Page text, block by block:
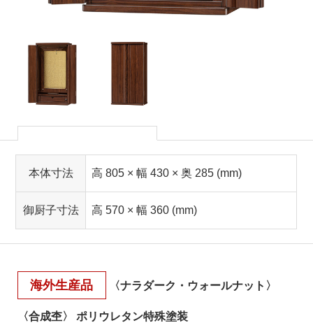
本体寸法 高 805 × 幅 430 × 奥 285 (mm)
御厨子寸法 高 570 × 幅 360 (mm)
海外生産品 〈ナラダーク・ウォールナット〉
〈合成杢〉 ポリウレタン特殊塗装